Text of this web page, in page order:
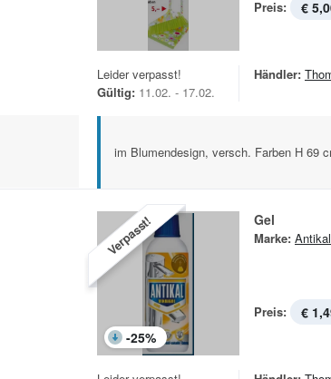
Preis: €
Leider verpasst!
Gültig: 11.02. - 17.02.
Händler:
im Blumendesign, versch. Farben H 69
Verpasst!
-25%
Gel
Marke: Antikal
Preis: €